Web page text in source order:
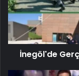
İnegöl'de